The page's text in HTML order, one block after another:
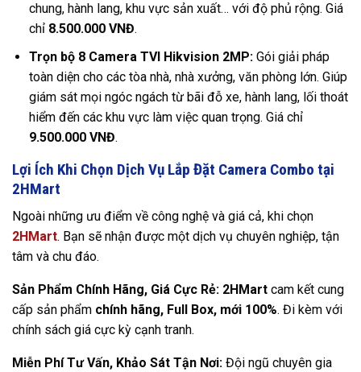
chung, hành lang, khu vực sản xuất… với độ phủ rộng. Giá
chỉ 8.500.000 VNĐ.
Trọn bộ 8 Camera TVI Hikvision 2MP:Gói giải pháp
toàn diện cho các tòa nhà, nhà xưởng, văn phòng lớn. Giúp
giám sát mọi ngóc ngách từ bãi đỗ xe, hành lang, lối thoát
hiểm đến các khu vực làm việc quan trọng. Giá chỉ
9.500.000 VNĐ.
Lợi Ích Khi Chọn Dịch Vụ Lắp Đặt Camera Combo tại
2HMart
Ngoài những ưu điểm về công nghệ và giá cả, khi chọn
2HMart. Bạn sẽ nhận được một dịch vụ chuyên nghiệp, tận
tâm và chu đáo.
Sản Phẩm Chính Hãng, Giá Cực Rẻ: 2HMart cam kết cung
cấp sản phẩm chính hãng, Full Box, mới 100%. Đi kèm với
chính sách giá cực kỳ cạnh tranh.
Miễn Phí Tư Vấn, Khảo Sát Tận Nơi: Đội ngũ chuyên gia